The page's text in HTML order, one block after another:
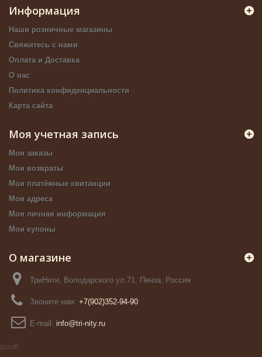
Информация
Наши розничные магазины
Свяжитесь с нами
Оплата и Доставка
О нас
Политика конфиденциальности
Карта сайта
Моя учетная запись
Мои заказы
Мои возвраты
Мои платёжные квитанции
Мои адреса
Моя личная информация
Мои купоны
О магазине
ТриНити, Володарского ул.71, Пенза, Россия
Звоните нам: +7(902)352-94-90
E-mail: info@tri-nity.ru
scroll